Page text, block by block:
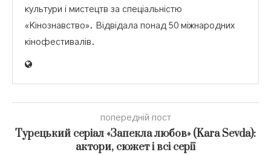
культури і мистецтв за спеціальністю
«Кінознавство». Відвідала понад 50 міжнародних
кінофестивалів.
попередній пост
Турецький серіал «Запекла любов» (Kara Sevda):
актори, сюжет і всі серії